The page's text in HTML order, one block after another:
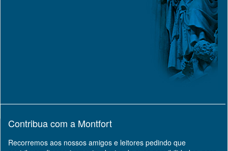
Contribua com a Montfort
Recorremos aos nossos amigos e leitores pedindo que